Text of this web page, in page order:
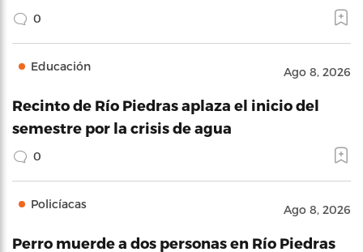
0
Educación Ago 8, 2026
Recinto de Río Piedras aplaza el inicio del
semestre por la crisis de agua
0
Policíacas Ago 8, 2026
Perro muerde a dos personas en Río Piedras